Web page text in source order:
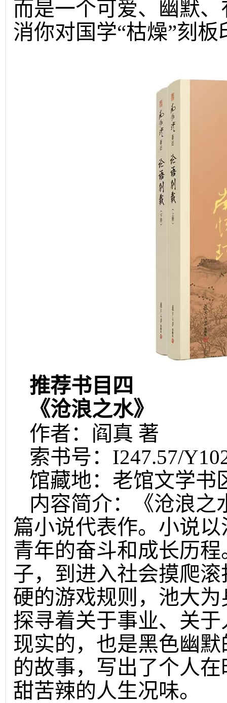
而是一个可爱、幽默
消你对国学“枯燥”刻
推荐书目四
《沧浪之水》
作者：阎真 著
索书号：I247.57/
馆藏地：老馆文学书
内容简介：《沧浪之
篇小说代表作。小说
青年的奋斗和成长历
子，到进入社会摸爬
硬的游戏规则，池大
探寻着关于事业、关
现实的，也是黑色幽
的故事，写出了个人
甜苦辣的人生况味。